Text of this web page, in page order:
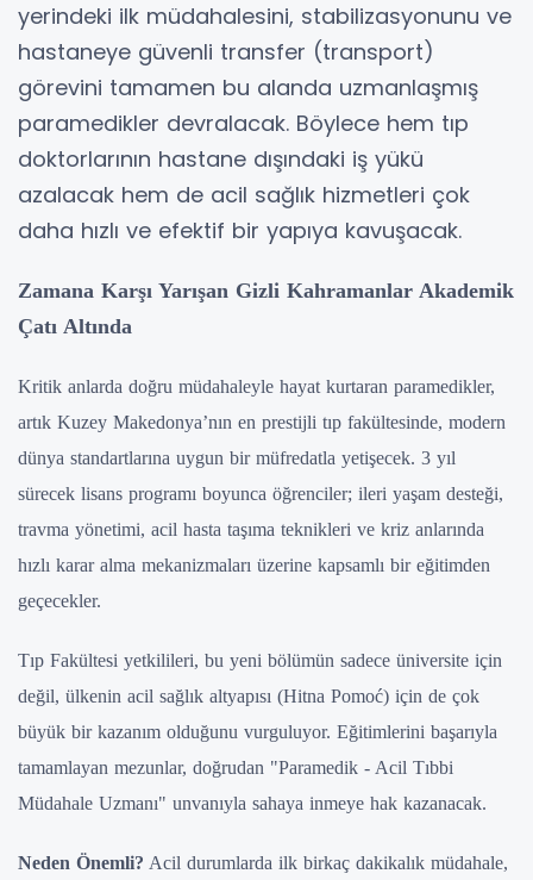
yerindeki ilk müdahalesini, stabilizasyonunu ve
hastaneye güvenli transfer (transport)
görevini tamamen bu alanda uzmanlaşmış
paramedikler devralacak. Böylece hem tıp
doktorlarının hastane dışındaki iş yükü
azalacak hem de acil sağlık hizmetleri çok
daha hızlı ve efektif bir yapıya kavuşacak.
Zamana Karşı Yarışan Gizli Kahramanlar Akademik
Çatı Altında
Kritik anlarda doğru müdahaleyle hayat kurtaran paramedikler,
artık Kuzey Makedonya’nın en prestijli tıp fakültesinde, modern
dünya standartlarına uygun bir müfredatla yetişecek. 3 yıl
sürecek lisans programı boyunca öğrenciler; ileri yaşam desteği,
travma yönetimi, acil hasta taşıma teknikleri ve kriz anlarında
hızlı karar alma mekanizmaları üzerine kapsamlı bir eğitimden
geçecekler.
Tıp Fakültesi yetkilileri, bu yeni bölümün sadece üniversite için
değil, ülkenin acil sağlık altyapısı (Hitna Pomoć) için de çok
büyük bir kazanım olduğunu vurguluyor. Eğitimlerini başarıyla
tamamlayan mezunlar, doğrudan "Paramedik - Acil Tıbbi
Müdahale Uzmanı" unvanıyla sahaya inmeye hak kazanacak.
Neden Önemli? Acil durumlarda ilk birkaç dakikalık müdahale,